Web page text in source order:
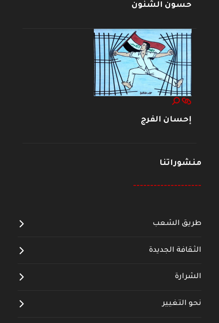
حسون الشنون
إحسان الفرج
منشوراتنا
--------------------
طريق الشعب
الثقافة الجديدة
الشرارة
نحو التغيير